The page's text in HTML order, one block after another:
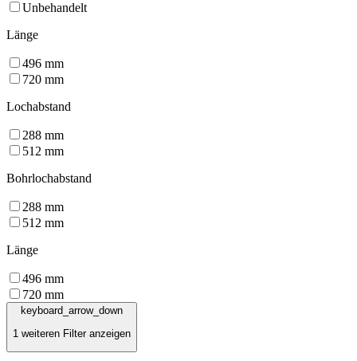
Unbehandelt
Länge
496 mm
720 mm
Lochabstand
288 mm
512 mm
Bohrlochabstand
288 mm
512 mm
Länge
496 mm
720 mm
keyboard_arrow_down
1 weiteren Filter anzeigen